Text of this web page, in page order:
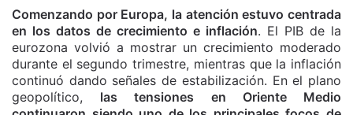
Comenzando por Europa, la atención estuvo centrada
en los datos de crecimiento e inflación. El PIB de la
eurozona volvió a mostrar un crecimiento moderado
durante el segundo trimestre, mientras que la inflación
continuó dando señales de estabilización. En el plano
geopolítico, las tensiones en Oriente Medio